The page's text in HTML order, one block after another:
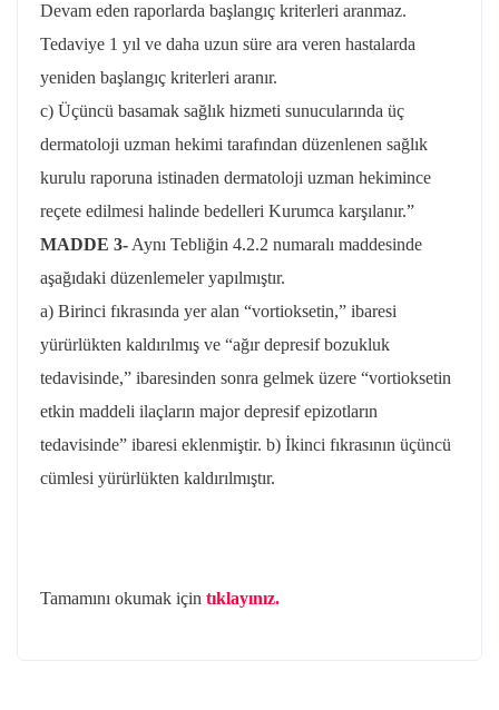
Devam eden raporlarda başlangıç kriterleri aranmaz.
Tedaviye 1 yıl ve daha uzun süre ara veren hastalarda
yeniden başlangıç kriterleri aranır.
c) Üçüncü basamak sağlık hizmeti sunucularında üç
dermatoloji uzman hekimi tarafından düzenlenen sağlık
kurulu raporuna istinaden dermatoloji uzman hekimince
reçete edilmesi halinde bedelleri Kurumca karşılanır.”
MADDE 3- Aynı Tebliğin 4.2.2 numaralı maddesinde
aşağıdaki düzenlemeler yapılmıştır.
a) Birinci fıkrasında yer alan “vortioksetin,” ibaresi
yürürlükten kaldırılmış ve “ağır depresif bozukluk
tedavisinde,” ibaresinden sonra gelmek üzere “vortioksetin
etkin maddeli ilaçların major depresif epizotların
tedavisinde” ibaresi eklenmiştir. b) İkinci fıkrasının üçüncü
cümlesi yürürlükten kaldırılmıştır.
Tamamını okumak için tıklayınız.